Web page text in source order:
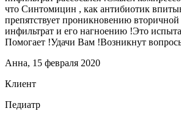
что Синтомицин , как антибиотик
препятствует проникновению
инфильтрат и его нагноению !Это
Помогает !Удачи Вам !Возникнут
Анна, 15 февраля 2020
Клиент
Педиатр